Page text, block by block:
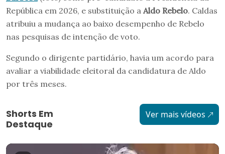
República em 2026, e substituição a Aldo Rebelo. Caldas
atribuiu a mudança ao baixo desempenho de Rebelo
nas pesquisas de intenção de voto.
Segundo o dirigente partidário, havia um acordo para
avaliar a viabilidade eleitoral da candidatura de Aldo
por três meses.
Shorts Em
Destaque
Ver mais vídeos